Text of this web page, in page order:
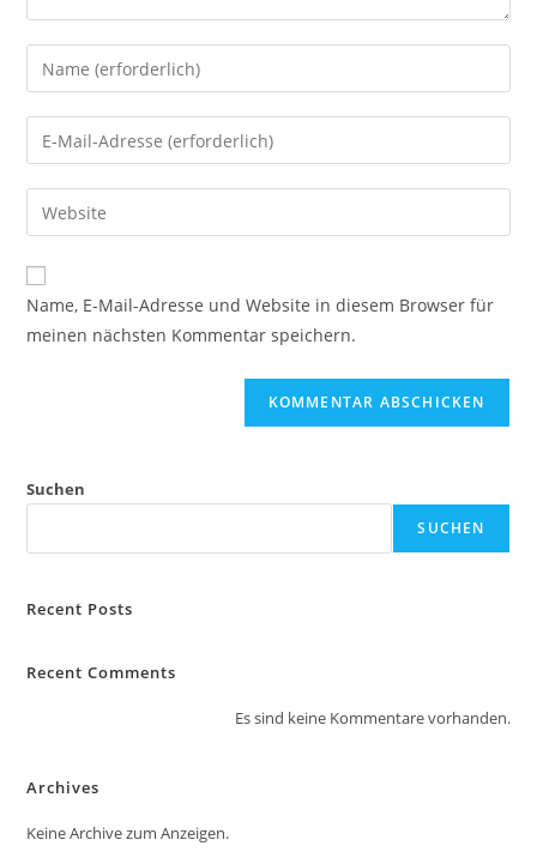
Gib
deinen
Namen
oder
zum
Kommentieren
ein
Gib
deine
E-
Mail-
zum
Kommentieren
ein
Gib
deine
Website-
URL
Name, E-Mail-Adresse und Website in diesem Browser für
meinen nächsten Kommentar speichern.
Suchen
SUCHEN
Recent Posts
Recent Comments
Es sind keine Kommentare vorhanden.
Archives
Keine Archive zum Anzeigen.